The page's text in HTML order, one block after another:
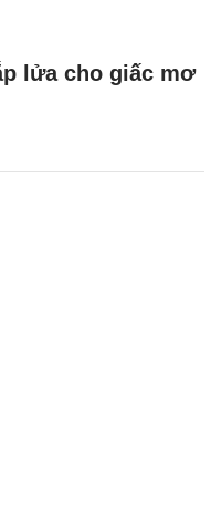
lửa cho giấc mơ